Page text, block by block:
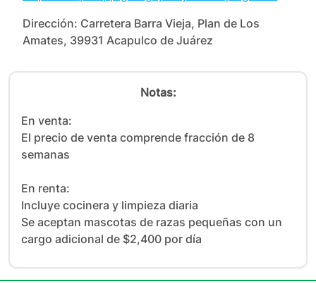
Dirección: Carretera Barra Vieja, Plan de Los
Amates, 39931 Acapulco de Juárez
Notas:
En venta:
El precio de venta comprende fracción de 8
semanas
En renta:
Incluye cocinera y limpieza diaria
Se aceptan mascotas de razas pequeñas con un
cargo adicional de $2,400 por día